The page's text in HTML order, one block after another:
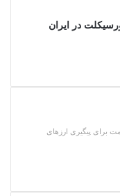
در ایران
برای پیگیری ارزهای